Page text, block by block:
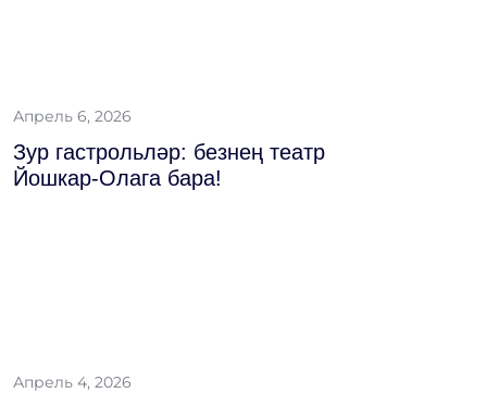
Апрель 6, 2026
Зур гастрольләр: безнең театр
Йошкар-Олага бара!
Апрель 4, 2026